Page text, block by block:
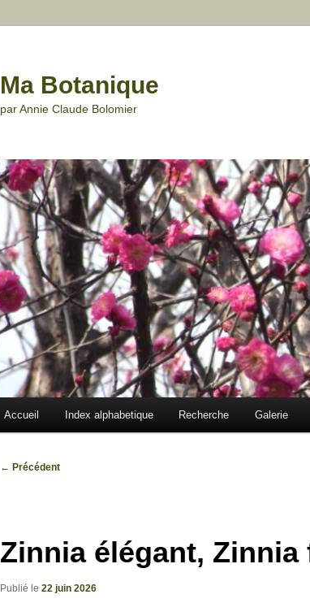
Ma Botanique
par Annie Claude Bolomier
Accueil Index alphabetique Recherche Galerie
Navigation
← Précédent
Zinnia élégant, Zinnia
Publié le 22 juin 2026